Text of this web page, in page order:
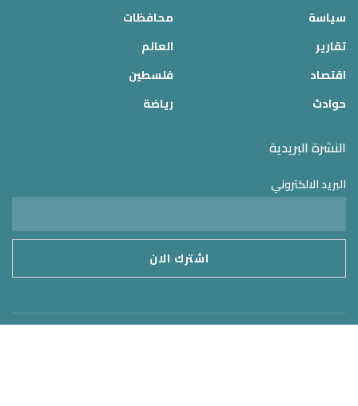
سياسة
تقارير
اقتصاد
حوادث
محافظات
العالم
فلسطين
رياضة
النشرة البريدية
البريد الالكتروني